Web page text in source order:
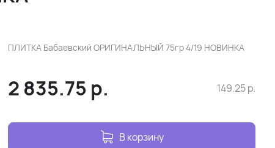
ПЛИТКА Бабаевский ОРИГИНАЛЬНЫЙ 75гр 4/19 НОВИНКА
2 835.75 р. 149.25р.
В корзину